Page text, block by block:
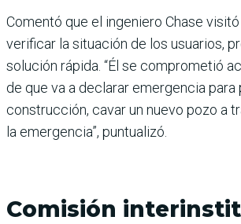
Comentó que el ingeniero Chase
verificar la situación de los usuarios,
solución rápida. “Él se comprometió
de que va a declarar emergencia para
construcción, cavar un nuevo pozo a
la emergencia”, puntualizó.
Comisión